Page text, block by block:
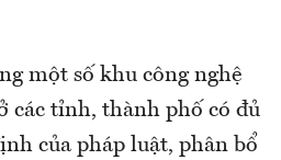
một số khu công nghệ
các tỉnh, thành phố có đủ
của pháp luật, phân bổ